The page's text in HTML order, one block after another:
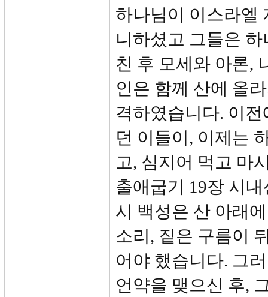
하나님이 이스라엘
니하셨고 그들은
친 후 모세와 아론,
인은 함께 산에 올
격하였습니다. 이
던 이들이, 이제는
고, 심지어 먹고 마
출애굽기 19장 시
시 백성은 산 아래
소리, 짙은 구름이
어야 했습니다. 그
언약을 맺으신 후,